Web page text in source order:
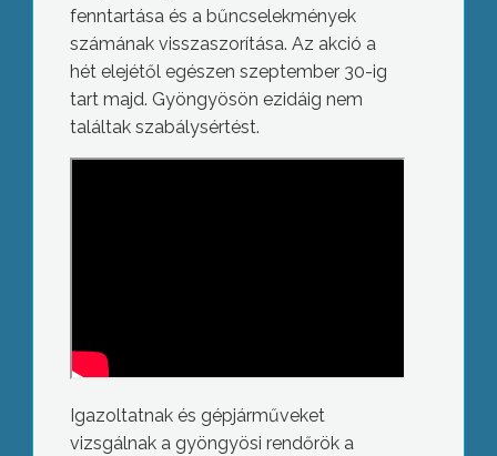
fenntartása és a bűncselekmények
számának visszaszorítása. Az akció a
hét elejétől egészen szeptember 30-ig
tart majd. Gyöngyösön ezidáig nem
találtak szabálysértést.
Igazoltatnak és gépjárműveket
vizsgálnak a gyöngyösi rendőrök a